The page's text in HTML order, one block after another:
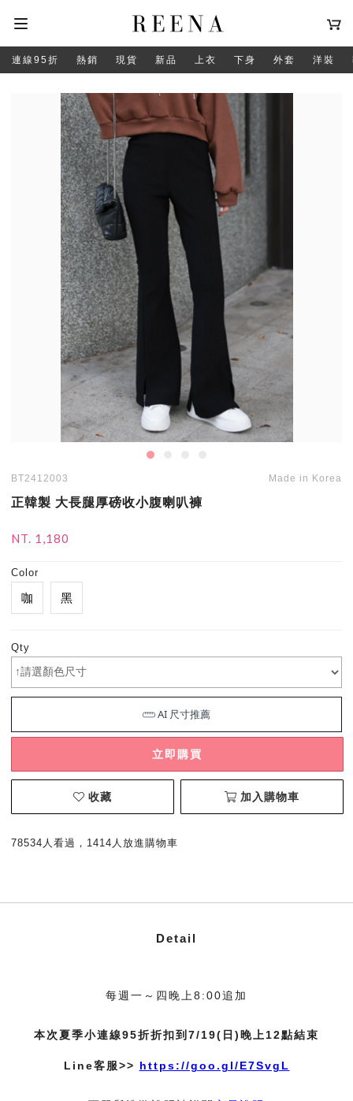
連線95折 熱銷 現貨 新品 上衣 下身 外套 洋裝
BT2412003 Made in Korea
正韓製 大長腿厚磅收小腹喇叭褲
NT. 1,180
Color
咖 黑
Qty
立即購買
收藏 加入購物車
78534人看過，1414人放進購物車
Detail
每週一～四晚上8:00追加
本次夏季小連線95折折扣到7/19(日)晚上12點結束
Line客服>> https://goo.gl/E7SvgL